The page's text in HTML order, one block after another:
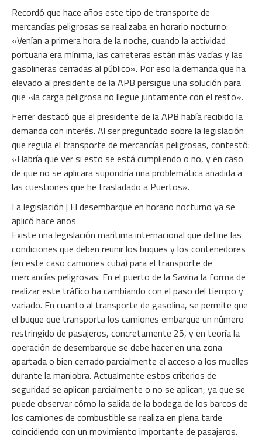
Recordó que hace años este tipo de transporte de
mercancías peligrosas se realizaba en horario nocturno:
«Venían a primera hora de la noche, cuando la actividad
portuaria era mínima, las carreteras están más vacías y las
gasolineras cerradas al público». Por eso la demanda que ha
elevado al presidente de la APB persigue una solución para
que «la carga peligrosa no llegue juntamente con el resto».
Ferrer destacó que el presidente de la APB había recibido la
demanda con interés. Al ser preguntado sobre la legislación
que regula el transporte de mercancías peligrosas, contestó:
«Habría que ver si esto se está cumpliendo o no, y en caso
de que no se aplicara supondría una problemática añadida a
las cuestiones que he trasladado a Puertos».
La legislación | El desembarque en horario nocturno ya se
aplicó hace años
Existe una legislación marítima internacional que define las
condiciones que deben reunir los buques y los contenedores
(en este caso camiones cuba) para el transporte de
mercancías peligrosas. En el puerto de la Savina la forma de
realizar este tráfico ha cambiando con el paso del tiempo y
variado. En cuanto al transporte de gasolina, se permite que
el buque que transporta los camiones embarque un número
restringido de pasajeros, concretamente 25, y en teoría la
operación de desembarque se debe hacer en una zona
apartada o bien cerrado parcialmente el acceso a los muelles
durante la maniobra. Actualmente estos criterios de
seguridad se aplican parcialmente o no se aplican, ya que se
puede observar cómo la salida de la bodega de los barcos de
los camiones de combustible se realiza en plena tarde
coincidiendo con un movimiento importante de pasajeros.